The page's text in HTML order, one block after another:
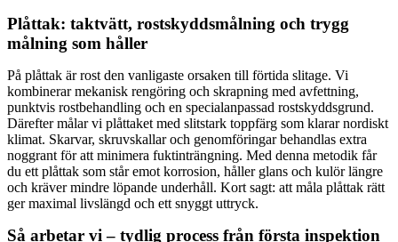
Plåttak: taktvätt, rostskyddsmålning och trygg
målning som håller
På plåttak är rost den vanligaste orsaken till förtida slitage. Vi
kombinerar mekanisk rengöring och skrapning med avfettning,
punktvis rostbehandling och en specialanpassad rostskyddsgrund.
Därefter målar vi plåttaket med slitstark toppfärg som klarar nordiskt
klimat. Skarvar, skruvskallar och genomföringar behandlas extra
noggrant för att minimera fuktinträngning. Med denna metodik får
du ett plåttak som står emot korrosion, håller glans och kulör längre
och kräver mindre löpande underhåll. Kort sagt: att måla plåttak rätt
ger maximal livslängd och ett snyggt uttryck.
Så arbetar vi – tydlig process från första inspektion